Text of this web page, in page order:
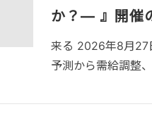
か？― 』開催
来る 2026年8月27
予測から需給調整